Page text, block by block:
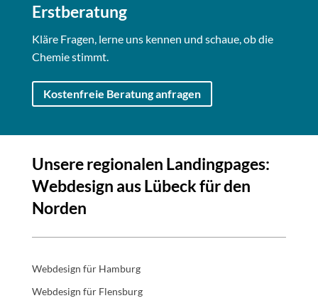
Erstberatung
Kläre Fragen, lerne uns kennen und schaue, ob die
Chemie stimmt.
Kostenfreie Beratung anfragen
Unsere regionalen Landingpages:
Webdesign aus Lübeck für den
Norden
Webdesign für Hamburg
Webdesign für Flensburg